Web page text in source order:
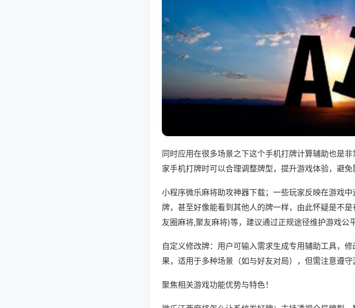
同时应用在很多场景之下这个手机打牌计算辅助也是
家手机打牌时可以合理调整牌型，提升游戏体验，避免
小程序微乐麻将助攻神器下载；一些玩家反映在游戏
牌，甚至好像能看到其他人的牌一样，由此怀疑是不
友圈麻将,聚友麻将)等，建议通过正规途径维护游戏公平
自定义修改牌：用户可输入需求生成专用辅助工具，
果，适用于多种场景（如与好友对局），但需注意遵守
聚焦相关游戏功能优势与特色！